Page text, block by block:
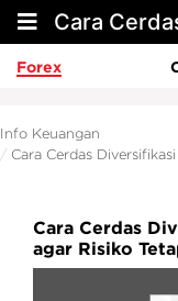
Forex
Info Keuangan
Cara Cerdas
Cara Cerdas
agar Risiko